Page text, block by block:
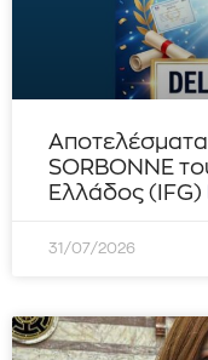
SORBONNE
Ελλάδος (IFG)
31/07/2026